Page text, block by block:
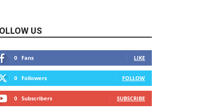
US
0 Fans LIKE
0 Followers FOLLOW
0 Subscribers SUBSCRIBE